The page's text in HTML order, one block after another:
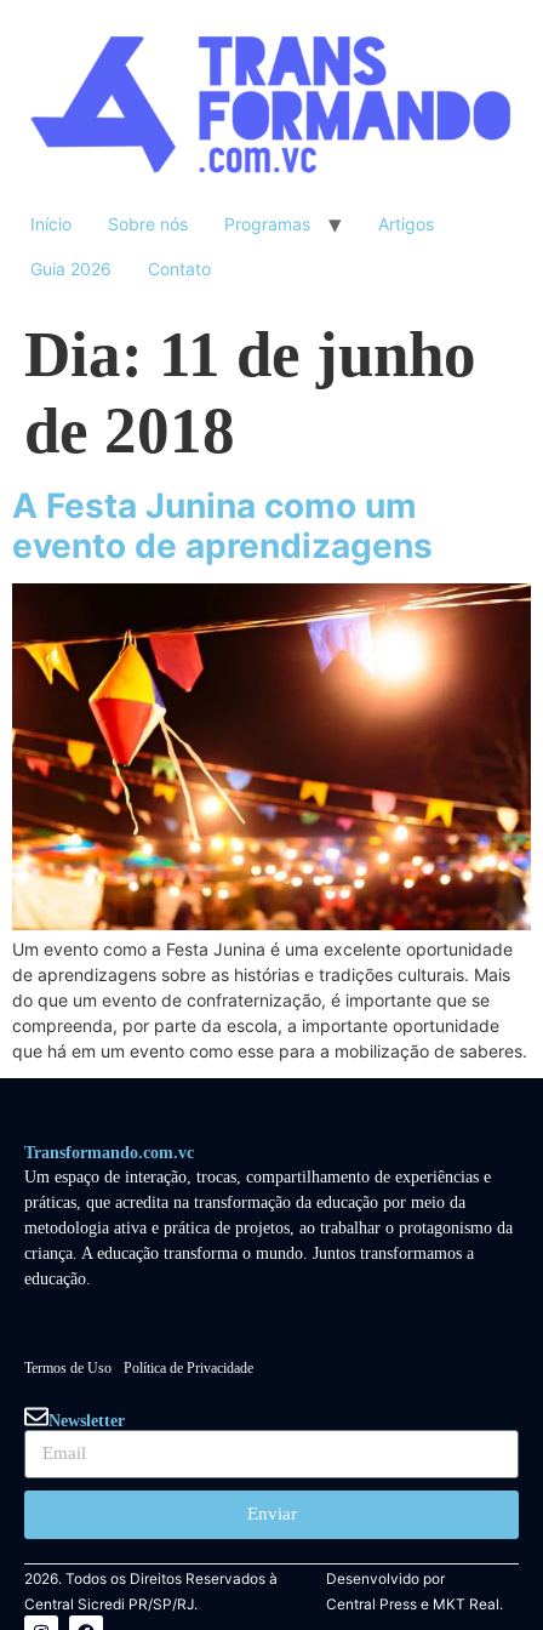
Início Sobre nós Programas Artigos
Guia 2026 Contato
Dia: 11 de junho
de 2018
A Festa Junina como um
evento de aprendizagens
Um evento como a Festa Junina é uma excelente oportunidade
de aprendizagens sobre as histórias e tradições culturais. Mais
do que um evento de confraternização, é importante que se
compreenda, por parte da escola, a importante oportunidade
que há em um evento como esse para a mobilização de saberes.
Transformando.com.vc
Um espaço de interação, trocas, compartilhamento de experiências e
práticas, que acredita na transformação da educação por meio da
metodologia ativa e prática de projetos, ao trabalhar o protagonismo da
criança. A educação transforma o mundo. Juntos transformamos a
educação.
Termos de Uso Política de Privacidade
Newsletter
Enviar
2026. Todos os Direitos Reservados à
Central Sicredi PR/SP/RJ.
Desenvolvido por
Central Presse MKT Real.